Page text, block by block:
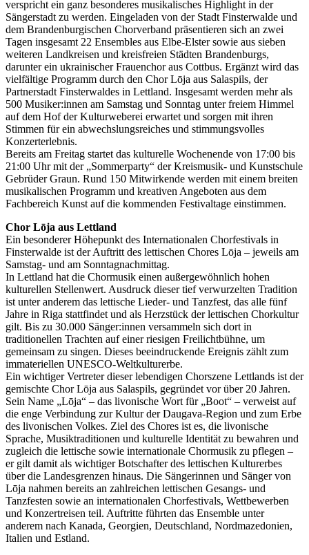
verspricht ein ganz besonderes musikalisches Highlight in der
Sängerstadt zu werden. Eingeladen von der Stadt Finsterwalde und
dem Brandenburgischen Chorverband präsentieren sich an zwei
Tagen insgesamt 22 Ensembles aus Elbe-Elster sowie aus sieben
weiteren Landkreisen und kreisfreien Städten Brandenburgs,
darunter ein ukrainischer Frauenchor aus Cottbus. Ergänzt wird das
vielfältige Programm durch den Chor Lōja aus Salaspils, der
Partnerstadt Finsterwaldes in Lettland. Insgesamt werden mehr als
500 Musiker:innen am Samstag und Sonntag unter freiem Himmel
auf dem Hof der Kulturweberei erwartet und sorgen mit ihren
Stimmen für ein abwechslungsreiches und stimmungsvolles
Konzerterlebnis.
Bereits am Freitag startet das kulturelle Wochenende von 17:00 bis
21:00 Uhr mit der „Sommerparty“ der Kreismusik- und Kunstschule
Gebrüder Graun. Rund 150 Mitwirkende werden mit einem breiten
musikalischen Programm und kreativen Angeboten aus dem
Fachbereich Kunst auf die kommenden Festivaltage einstimmen.
Chor Lōja aus Lettland
Ein besonderer Höhepunkt des Internationalen Chorfestivals in
Finsterwalde ist der Auftritt des lettischen Chores Lōja – jeweils am
Samstag- und am Sonntagnachmittag.
In Lettland hat die Chormusik einen außergewöhnlich hohen
kulturellen Stellenwert. Ausdruck dieser tief verwurzelten Tradition
ist unter anderem das lettische Lieder- und Tanzfest, das alle fünf
Jahre in Riga stattfindet und als Herzstück der lettischen Chorkultur
gilt. Bis zu 30.000 Sänger:innen versammeln sich dort in
traditionellen Trachten auf einer riesigen Freilichtbühne, um
gemeinsam zu singen. Dieses beeindruckende Ereignis zählt zum
immateriellen UNESCO-Weltkulturerbe.
Ein wichtiger Vertreter dieser lebendigen Chorszene Lettlands ist der
gemischte Chor Lōja aus Salaspils, gegründet vor über 20 Jahren.
Sein Name „Lōja“ – das livonische Wort für „Boot“ – verweist auf
die enge Verbindung zur Kultur der Daugava-Region und zum Erbe
des livonischen Volkes. Ziel des Chores ist es, die livonische
Sprache, Musiktraditionen und kulturelle Identität zu bewahren und
zugleich die lettische sowie internationale Chormusik zu pflegen –
er gilt damit als wichtiger Botschafter des lettischen Kulturerbes
über die Landesgrenzen hinaus. Die Sängerinnen und Sänger von
Lōja nahmen bereits an zahlreichen lettischen Gesangs- und
Tanzfesten sowie an internationalen Chorfestivals, Wettbewerben
und Konzertreisen teil. Auftritte führten das Ensemble unter
anderem nach Kanada, Georgien, Deutschland, Nordmazedonien,
Italien und Estland.